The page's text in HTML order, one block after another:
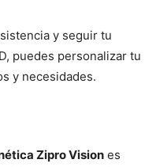
y seguir tu
puedes personalizar tu
y necesidades.
Zipro Vision es